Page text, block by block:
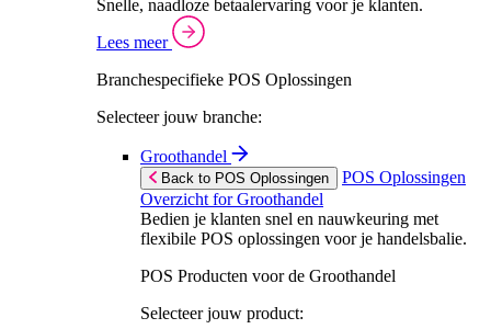
Snelle, naadloze betaalervaring voor je klanten.
Lees meer
Branchespecifieke POS Oplossingen
Selecteer jouw branche:
Groothandel
Back to POS Oplossingen
POS Oplossingen
Overzicht for Groothandel
Bedien je klanten snel en nauwkeuring met
flexibile POS oplossingen voor je handelsbalie.
POS Producten voor de Groothandel
Selecteer jouw product: